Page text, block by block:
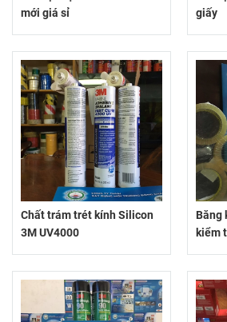
mới giá sỉ
giấy
Chất trám trét kính Silicon
3M UV4000
Băng
kiểm